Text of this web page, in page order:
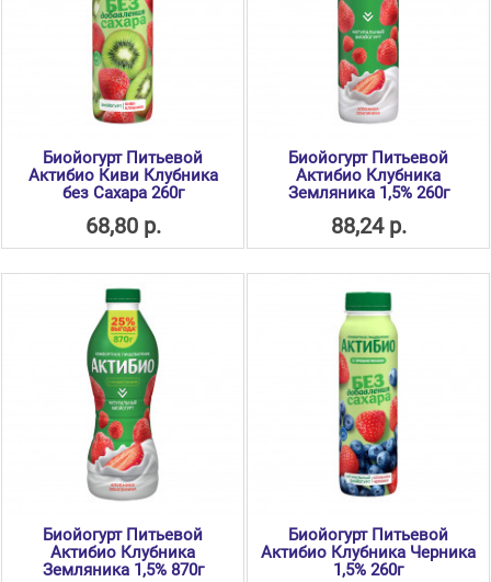
Биойогурт Питьевой
Актибио Киви Клубника
без Сахара 260г
68,80 р.
Биойогурт Питьевой
Актибио Клубника
Земляника 1,5% 260г
88,24 р.
Биойогурт Питьевой
Актибио Клубника
Земляника 1,5% 870г
Биойогурт Питьевой
Актибио Клубника Черника
1,5% 260г